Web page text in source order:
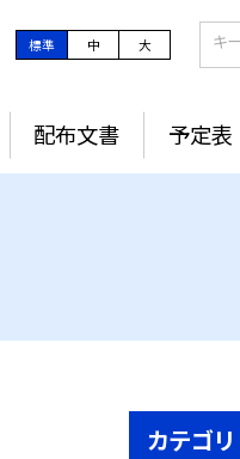
標準 中 大
配布文書 予定表
カテゴリ